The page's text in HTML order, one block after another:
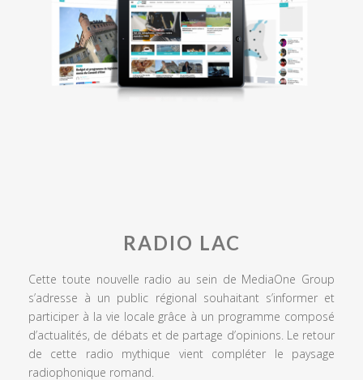
RADIO LAC
Cette toute nouvelle radio au sein de MediaOne Group
s’adresse à un public régional souhaitant s’informer et
participer à la vie locale grâce à un programme composé
d’actualités, de débats et de partage d’opinions. Le retour
de cette radio mythique vient compléter le paysage
radiophonique romand.